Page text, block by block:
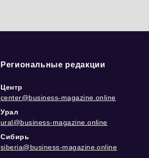
Региональные редакции
Центр
center@business-magazine.online
Урал
ural@business-magazine.online
Сибирь
siberia@business-magazine.online